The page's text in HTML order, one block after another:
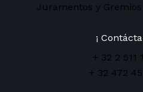
Juramentos y
¡
+ 32 2 511
+ 32 472 45